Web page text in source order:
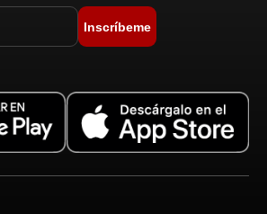
Inscríbeme